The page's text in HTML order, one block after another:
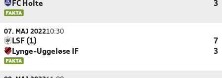
FC Holte
3
07. MAJ 202210:30
LSF (1)
7
Lynge-Uggeløse IF
3